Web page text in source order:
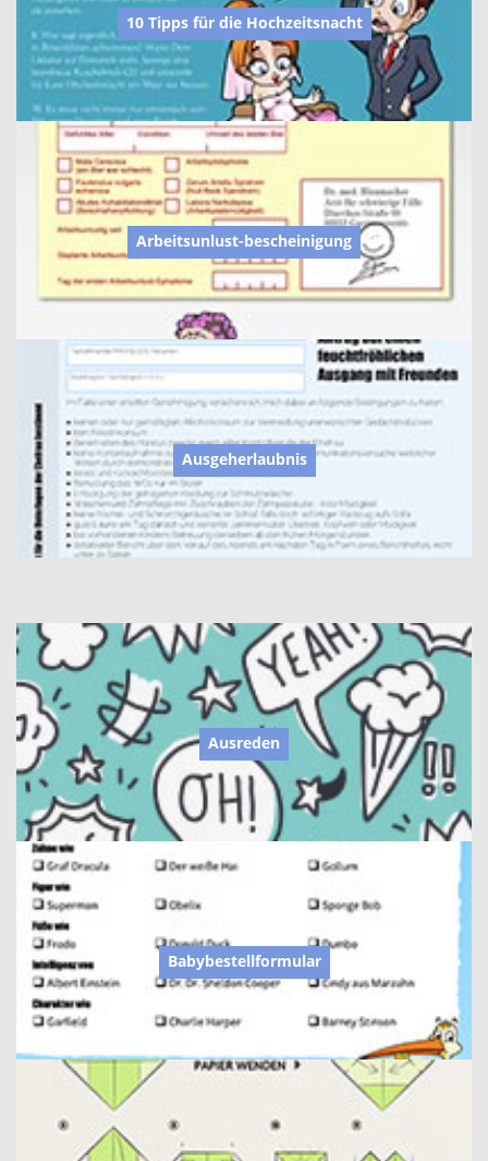
10 Tipps für die Hochzeitsnacht
Arbeitsunlust-bescheinigung
Ausgeherlaubnis
Ausreden
Babybestellformular